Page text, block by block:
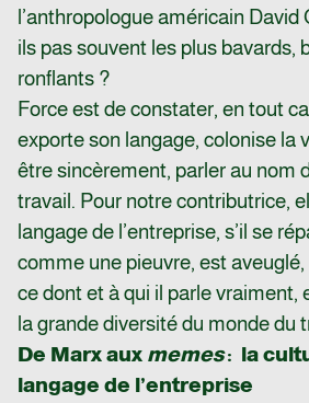
l’anthropologue américain
ils pas souvent les plus bavards,
ronflants ?
Force est de constater, en tout
exporte son langage, colonise la
être sincèrement, parler au nom
travail. Pour notre contributrice,
langage de l’entreprise, s’il se
comme une pieuvre, est
ce dont et à qui il parle vraiment,
la grande diversité du monde du
De Marx aux memes: la
langage de l’entreprise